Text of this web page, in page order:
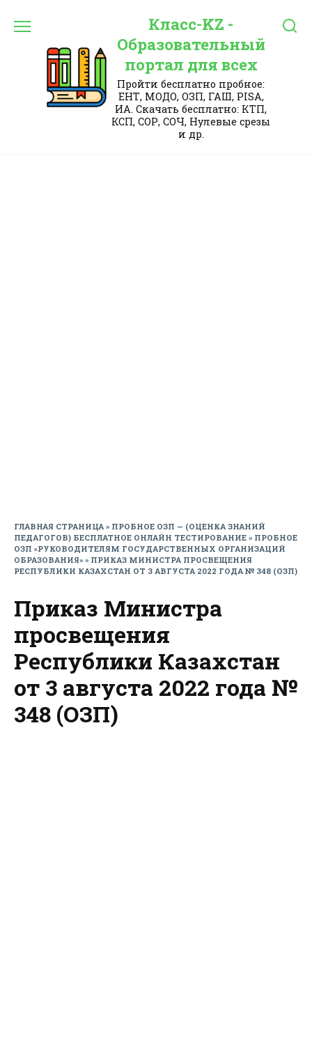
Класс-KZ -
Образовательный
портал для всех
Пройти бесплатно пробное:
ЕНТ, МОДО, ОЗП, ГАШ, PISA,
ИА. Скачать бесплатно: КТП,
КСП, СОР, СОЧ, Нулевые срезы
и др.
ГЛАВНАЯ СТРАНИЦА» ПРОБНОЕ ОЗП — (ОЦЕНКА ЗНАНИЙ
ПЕДАГОГОВ) БЕСПЛАТНОЕ ОНЛАЙН ТЕСТИРОВАНИЕ » ПРОБНОЕ
ОЗП «РУКОВОДИТЕЛЯМ ГОСУДАРСТВЕННЫХ ОРГАНИЗАЦИЙ
ОБРАЗОВАНИЯ» » ПРИКАЗ МИНИСТРА ПРОСВЕЩЕНИЯ
РЕСПУБЛИКИ КАЗАХСТАН ОТ 3 АВГУСТА 2022 ГОДА № 348 (ОЗП)
Приказ Министра
просвещения
Республики Казахстан
от 3 августа 2022 года №
348 (ОЗП)